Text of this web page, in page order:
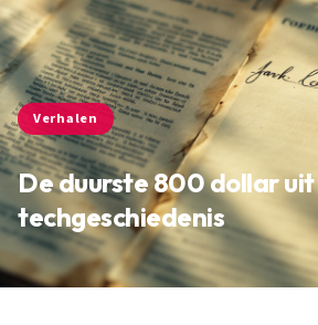
Verhalen
De duurste 800 dollar
techgeschiedenis